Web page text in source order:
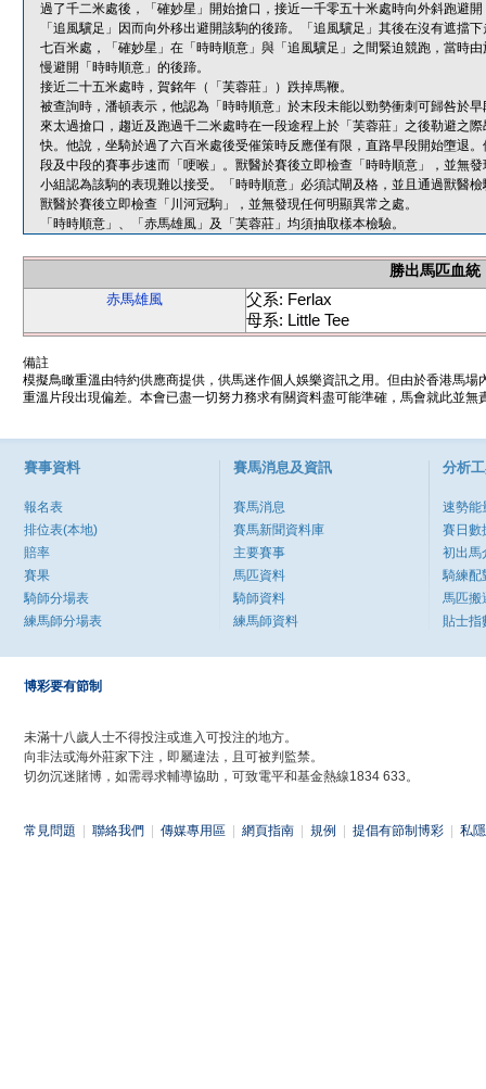
過了千二米處後，「確妙星」開始搶口，接近一千零五十米處時向外斜跑避
「追風驥足」因而向外移出避開該駒的後蹄。「追風驥足」其後在沒有遮擋
七百米處，「確妙星」在「時時順意」與「追風驥足」之間緊迫競跑，當時
慢避開「時時順意」的後蹄。
接近二十五米處時，賀銘年（「芙蓉莊」）跌掉馬鞭。
被查詢時，潘頓表示，他認為「時時順意」於末段未能以勁勢衝刺可歸咎於
來太過搶口，趨近及跑過千二米處時在一段途程上於「芙蓉莊」之後勒避之
快。他說，坐騎於過了六百米處後受催策時反應僅有限，直路早段開始墮退
段及中段的賽事步速而「哽喉」。獸醫於賽後立即檢查「時時順意」，並無
小組認為該駒的表現難以接受。「時時順意」必須試閘及格，並且通過獸醫
獸醫於賽後立即檢查「川河冠駒」，並無發現任何明顯異常之處。
「時時順意」、「赤馬雄風」及「芙蓉莊」均須抽取樣本檢驗。
勝出馬匹血統
赤馬雄風
父系: Ferlax
母系: Little Tee
備註
模擬鳥瞰重溫由特約供應商提供，供馬迷作個人娛樂資訊之用。但由於香港馬
重溫片段出現偏差。本會已盡一切努力務求有關資料盡可能準確，馬會就此並
賽事資料
報名表
排位表(本地)
賠率
賽果
騎師分場表
練馬師分場表
賽馬消息及資訊
賽馬消息
賽馬新聞資料庫
主要賽事
馬匹資料
騎師資料
練馬師資料
分析
速勢能
賽日數
初出馬
騎練配
馬匹搬
貼士指
博彩要有節制
未滿十八歲人士不得投注或進入可投注的地方。
向非法或海外莊家下注，即屬違法，且可被判監禁。
切勿沉迷賭博，如需尋求輔導協助，可致電平和基金熱線1834 633。
常見問題 聯絡我們 傳媒專用區 網頁指南 規例 提倡有節制博彩 私